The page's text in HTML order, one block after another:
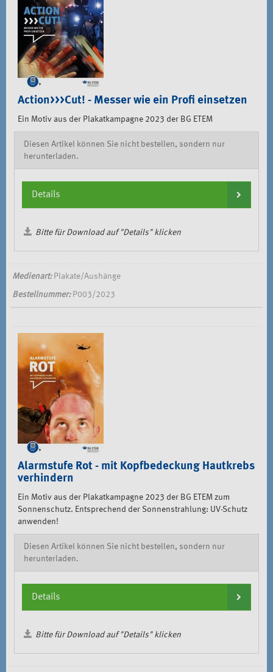
Action>>>Cut! - Messer wie ein Profi einsetzen
Ein Motiv aus der Plakatkampagne 2023 der BG ETEM
Diesen Artikel können Sie nicht bestellen, sondern nur
herunterladen.
Details
Bitte für Download auf "Details" klicken
Medienart:Plakate/Aushänge
Bestellnummer:P003/2023
Alarmstufe Rot - mit Kopfbedeckung Hautkrebs
verhindern
Ein Motiv aus der Plakatkampagne 2023 der BG ETEM zum
Sonnenschutz. Entsprechend der Sonnenstrahlung: UV-Schutz
anwenden!
Diesen Artikel können Sie nicht bestellen, sondern nur
herunterladen.
Details
Bitte für Download auf "Details" klicken